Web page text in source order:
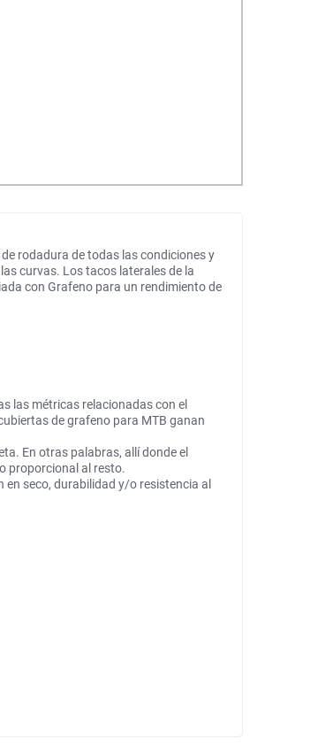
rodadura de todas las condiciones y
curvas. Los tacos laterales de la
con Grafeno para un rendimiento de
las métricas relacionadas con el
de grafeno para MTB ganan
En otras palabras, allí donde el
proporcional al resto.
seco, durabilidad y/o resistencia al